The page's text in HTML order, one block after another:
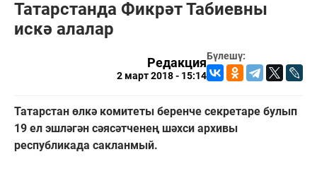
Татарстанда Фикрәт Табиевны
искә алалар
Бүлешү:
Редакция
2 март 2018 - 15:14
Татарстан өлкә комитеты беренче секретаре булып
19 ел эшләгән сәясәтченең шәхси архивы
республикада сакланмый.